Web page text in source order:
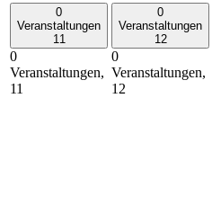
0
Veranstaltungen
11
0
Veranstaltungen,
11
0
Veranstaltungen
12
0
Veranstaltungen,
12